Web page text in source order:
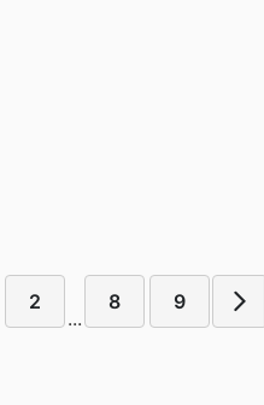
2
...
8 9